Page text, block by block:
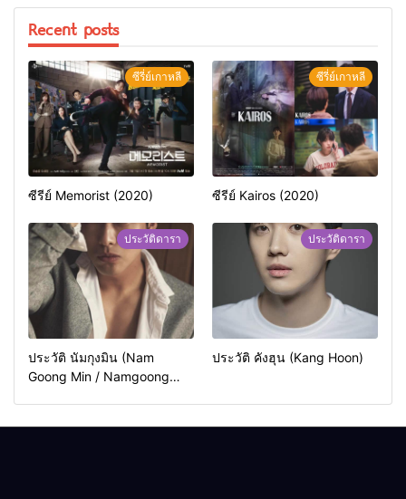
Recent posts
ซีรี่ย์เกาหลี
ซีรีย์ Memorist (2020)
ซีรี่ย์เกาหลี
ซีรีย์ Kairos (2020)
ประวัติดารา
ประวัติ นัมกุงมิน (Nam
Goong Min / Namgoong
ประวัติดารา
ประวัติ คังฮุน (Kang Hoon)